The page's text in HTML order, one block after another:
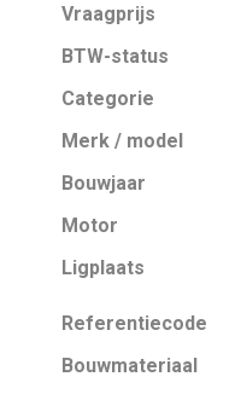
Vraagprijs
BTW-status
Categorie
Merk / model
Bouwjaar
Motor
Ligplaats
Referentiecode
Bouwmateriaal